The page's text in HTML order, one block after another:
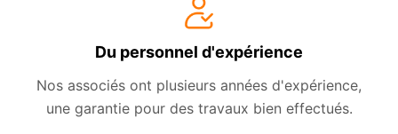
Du personnel d'expérience
Nos associés ont plusieurs années d'expérience,
une garantie pour des travaux bien effectués.